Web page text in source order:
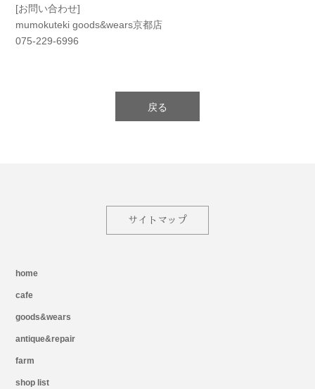
[お問い合わせ]
mumokuteki goods&wears京都店
075-229-6996
戻る
サイトマップ
home
cafe
goods&wears
antique&repair
farm
shop list